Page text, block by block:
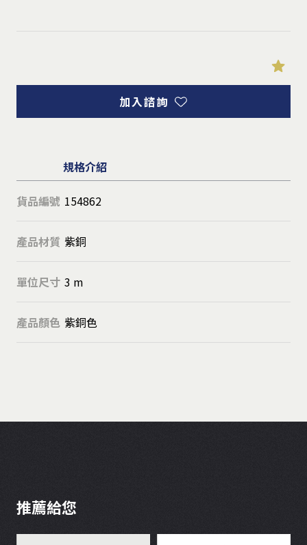
加入諮詢
規格介紹
貨品編號 154862
產品材質 紫銅
單位尺寸 3 m
產品顏色 紫銅色
推薦給您